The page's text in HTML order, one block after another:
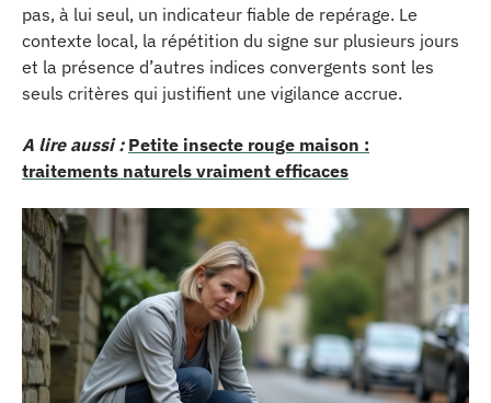
pas, à lui seul, un indicateur fiable de repérage. Le
contexte local, la répétition du signe sur plusieurs jours
et la présence d’autres indices convergents sont les
seuls critères qui justifient une vigilance accrue.
A lire aussi : Petite insecte rouge maison :
traitements naturels vraiment efficaces